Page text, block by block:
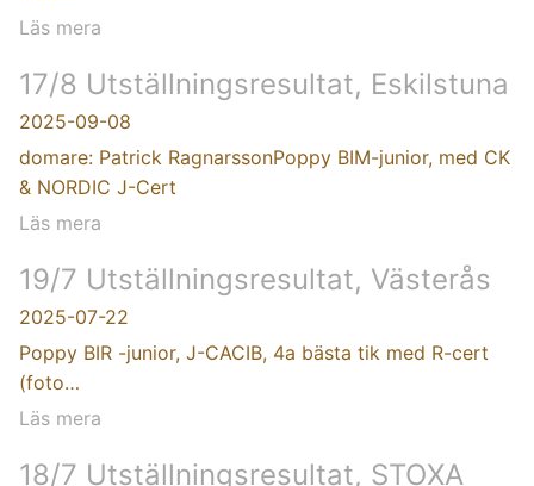
Läs mera
17/8 Utställningsresultat, Eskilstuna
2025-09-08
domare: Patrick RagnarssonPoppy BIM-junior, med CK
& NORDIC J-Cert
Läs mera
19/7 Utställningsresultat, Västerås
2025-07-22
Poppy BIR -junior, J-CACIB, 4a bästa tik med R-cert
(foto…
Läs mera
18/7 Utställningsresultat, STOXA